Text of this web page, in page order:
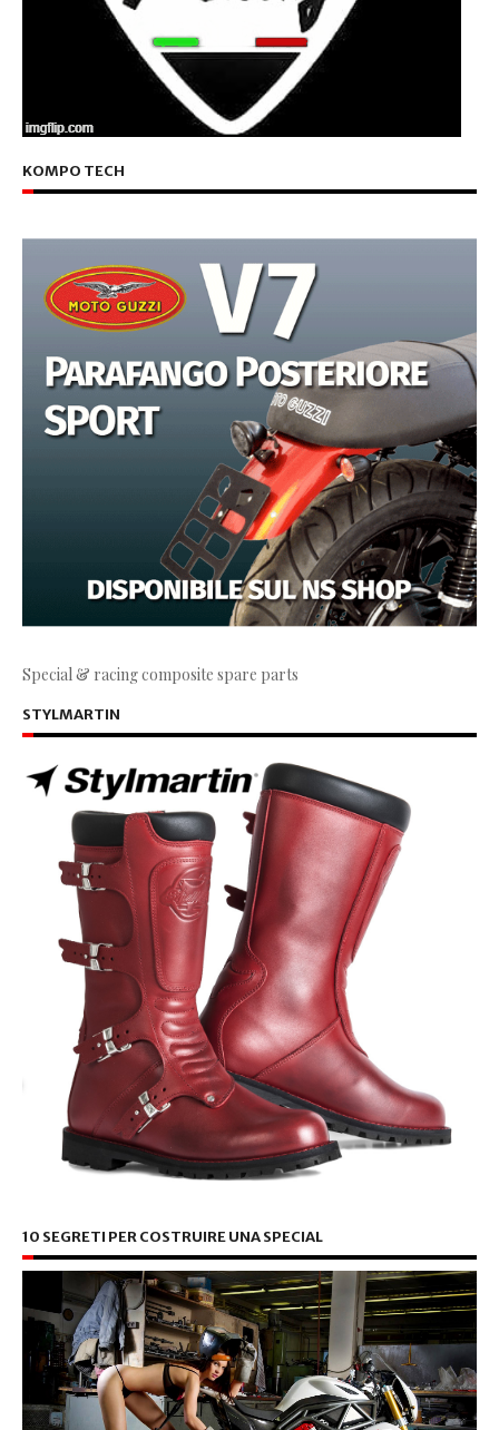
KOMPO TECH
Special & racing composite spare parts
STYLMARTIN
10 SEGRETI PER COSTRUIRE UNA SPECIAL